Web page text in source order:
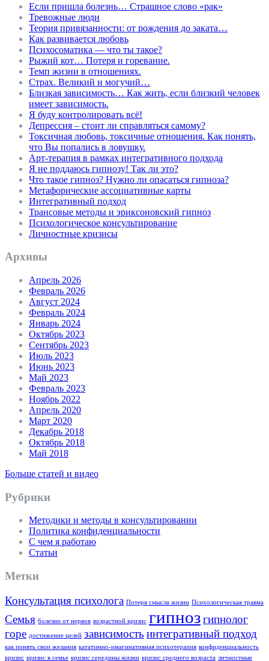
Если пришла болезнь… Страшное слово «рак»
Тревожные люди
Теория привязанности: от рождения до заката…
Как развивается любовь
Психосоматика — что ты такое?
Рыжий кот… Потеря и горевание.
Темп жизни в отношениях.
Страх. Великий и могучий…
Близкая зависимость… Как жить, если близкий человек
имеет зависимость.
Я буду контролировать всё!
Депрессия – стоит ли справляться самому?
Токсичная любовь, токсичные отношения. Как понять,
что Вы попались в ловушку.
Арт-терапия в рамках интегративного подхода
Я не поддаюсь гипнозу! Так ли это?
Что такое гипноз? Нужно ли опасаться гипноза?
Метафорические ассоциативные карты
Интегративный подход
Трансовые методы и эриксоновский гипноз
Психологическое консультирование
Личностные кризисы
Архивы
Апрель 2026
Февраль 2026
Август 2024
Февраль 2024
Январь 2024
Октябрь 2023
Сентябрь 2023
Июль 2023
Июнь 2023
Май 2023
Февраль 2023
Ноябрь 2022
Апрель 2020
Март 2020
Декабрь 2018
Октябрь 2018
Май 2018
Больше статей и видео
Рубрики
Методики и методы в консультировании
Политика конфиденциальности
С чем я работаю
Статьи
Метки
Консультация психолога Потеря смысла жизни Психологическая травма
Семья болезни от нервов возрастной кризис гипнозгипнолог
горе достижение целей зависимость интегративный подход
как понять свои желания кататимно-имагинативная психотерапия конфиденциальность
кризис кризис в семье кризис середины жизни кризис среднего возраста личностные